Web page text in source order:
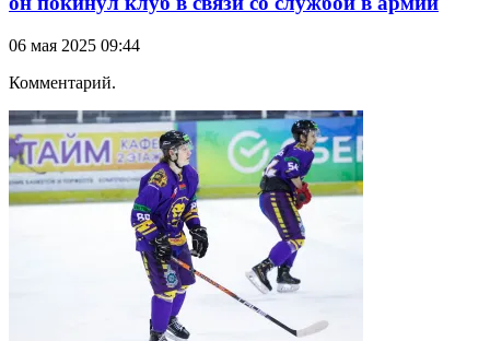
06 мая 2025 09:44
Комментарий.